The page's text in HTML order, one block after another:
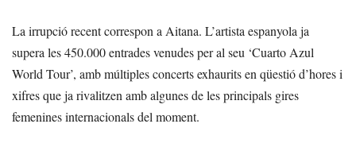
La irrupció recent correspon a Aitana. L’artista espanyola ja
supera les 450.000 entrades venudes per al seu ‘Cuarto Azul
World Tour’, amb múltiples concerts exhaurits en qüestió d’hores i
xifres que ja rivalitzen amb algunes de les principals gires
femenines internacionals del moment.